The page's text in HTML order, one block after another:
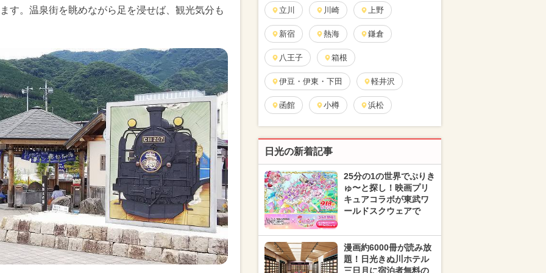
す。温泉街を眺めながら足を浸せば、観光気分も 立川 川崎 上野
新宿 熱海 鎌倉
八王子 箱根
伊豆・伊東・下田 軽井沢
函館 小樽 浜松
日光の新着記事
25分の1の世界でぷりき
ゅ〜と探し！映画プリ
キュアコラボが東武ワ
ールドスクウェアで
漫画約6000冊が読み放
題！日光きぬ川ホテル
三日月に宿泊者無料の